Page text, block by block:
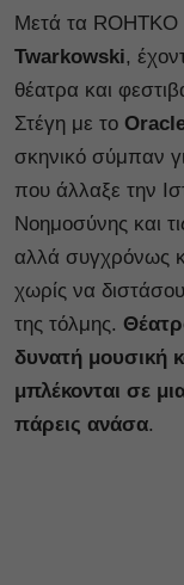
Μετά τα ROHTKO
Twarkοwski,
θέατρα και
Στέγη με το
σκηνικό σύμπαν
που άλλαξε την
Νοημοσύνης και
αλλά συγχρόνως
χωρίς να
της τόλμης.
δυνατή μουσική
μπλέκονται σε
πάρεις ανάσα.